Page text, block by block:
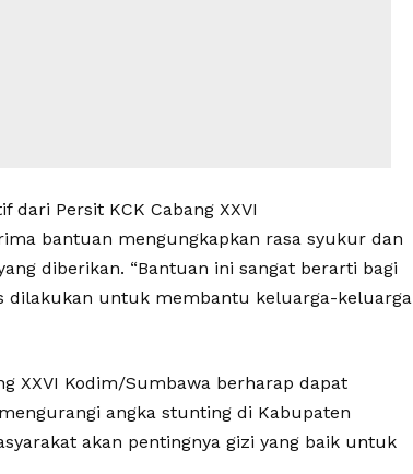
Persit KCK Cabang XXVI
bantuan mengungkapkan rasa syukur dan
diberikan. “Bantuan ini sangat berarti bagi
dilakukan untuk membantu keluarga-keluarga
XXVI Kodim/Sumbawa berharap dapat
angka stunting di Kabupaten
akan pentingnya gizi yang baik untuk